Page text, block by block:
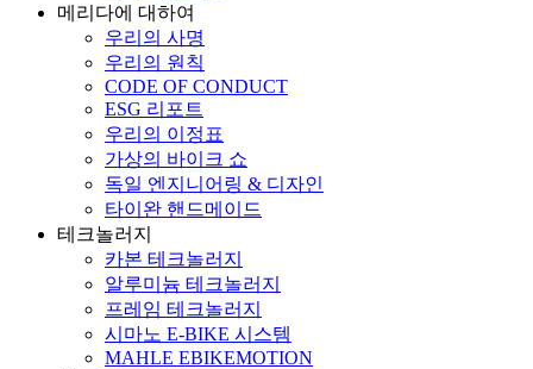
메리다에 대하여
우리의 사명
우리의 원칙
CODE OF CONDUCT
ESG 리포트
우리의 이정표
가상의 바이크 쇼
독일 엔지니어링 & 디자인
타이완 핸드메이드
테크놀러지
카본 테크놀러지
알루미늄 테크놀러지
프레임 테크놀러지
시마노 E-BIKE 시스템
MAHLE EBIKEMOTION